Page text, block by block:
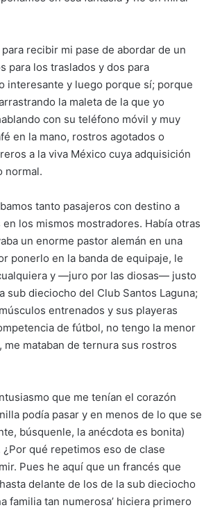
recibir mi pase de abordar de un
para los traslados y dos para
interesante y luego porque sí; porque
la maleta de la que yo
con su teléfono móvil y muy
en la mano, rostros agotados o
a la viva México cuya adquisición
normal.
tanto pasajeros con destino a
los mismos mostradores. Había otras
un enorme pastor alemán en una
ponerlo en la banda de equipaje, le
y —juro por las diosas— justo
dieciocho del Club Santos Laguna;
entrenados y sus playeras
de fútbol, no tengo la menor
me mataban de ternura sus rostros
que me tenían el corazón
podía pasar y en menos de lo que se
búsquenle, la anécdota es bonita)
qué repetimos eso de clase
Pues he aquí que un francés que
delante de los de la sub dieciocho
familia tan numerosa’ hiciera primero